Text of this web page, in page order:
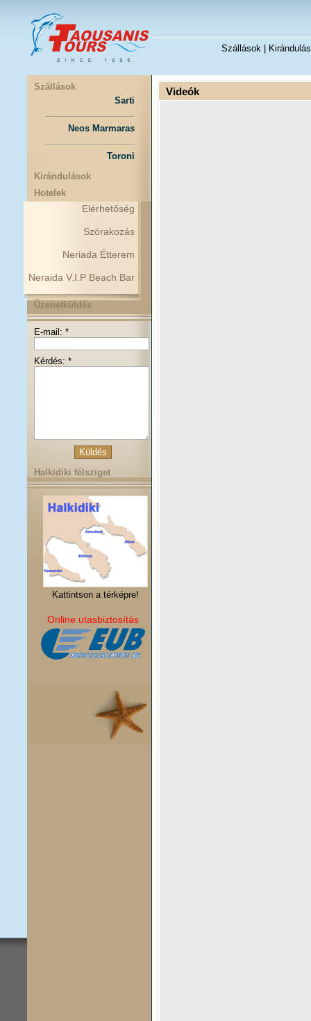
Szállások|
Szállások
Sarti
Neos Marmaras
Toroni
Kirándulások
Hotelek
Elérhetőség
Szórakozás
Neriada Étterem
Neraida V.I.P Beach Bar
Üzenetküldés
E-mail: *
Kérdés: *
Halkidiki félsziget
Kattintson a térképre!
Online utasbiztosítás
Videók